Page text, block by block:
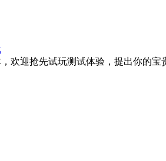
欢迎抢先试玩测试体验，提出你的宝